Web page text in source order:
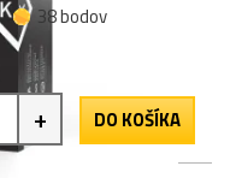
38 bodov
+ DO KOŠÍKA